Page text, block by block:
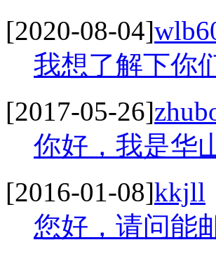
[2020-08-04]
我想了解下你
[2017-05-26]
你好，我是华
[2016-01-08]kkjll
您好，请问能